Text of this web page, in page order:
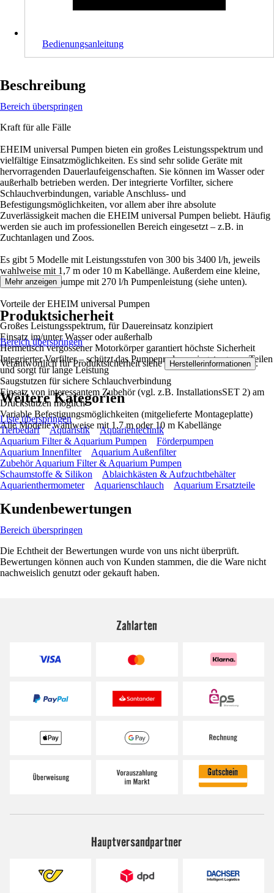
Bedienungsanleitung
Beschreibung
Bereich überspringen
Kraft für alle Fälle
EHEIM universal Pumpen bieten ein großes Leistungsspektrum und
vielfältige Einsatzmöglichkeiten. Es sind sehr solide Geräte mit
hervorragenden Dauerlaufeigenschaften. Sie können im Wasser oder
außerhalb betrieben werden. Der integrierte Vorfilter, sichere
Schlauchverbindungen, variable Anschluss- und
Befestigungsmöglichkeiten, vor allem aber ihre absolute
Zuverlässigkeit machen die EHEIM universal Pumpen beliebt. Häufig
werden sie auch im professionellen Bereich eingesetzt – z.B. in
Zuchtanlagen und Zoos.
Es gibt 5 Modelle mit Leistungsstufen von 300 bis 3400 l/h, jeweils
wahlweise mit 1,7 m oder 10 m Kabellänge. Außerdem eine kleine,
flexible Hobbypumpe mit 270 l/h Pumpenleistung (siehe unten).
Vorteile der EHEIM universal Pumpen
Großes Leistungsspektrum, für Dauereinsatz konzipiert
Einsatz im/unter Wasser oder außerhalb
Hermetisch vergossener Motorkörper garantiert höchste Sicherheit
Integrierter Vorfilter – schützt das Pumpenrad vor eingetragenen Teilen
und sorgt für lange Leistung
Saugstutzen für sichere Schlauchverbindung
Einsatz von interessantem Zubehör (vgl. z.B. InstallationsSET 2) am
Druckstutzen möglich
Variable Befestigungsmöglichkeiten (mitgelieferte Montageplatte)
Alle Modelle wahlweise mit 1,7 m oder 10 m Kabellänge
Mehr anzeigen
Produktsicherheit
Bereich überspringen
Verantwortlich für Produktsicherheit siehe Herstellerinformationen .
Weitere Kategorien
Liste überspringen
Tierbedarf
Aquaristik
Aquarientechnik
Aquarium Filter & Aquarium Pumpen
Förderpumpen
Aquarium Innenfilter
Aquarium Außenfilter
Zubehör Aquarium Filter & Aquarium Pumpen
Schaumstoffe & Silikon
Ablaichkästen & Aufzuchtbehälter
Aquarienthermometer
Aquarienschlauch Aquarium Ersatzteile
Kundenbewertungen
Bereich überspringen
Die Echtheit der Bewertungen wurde von uns nicht überprüft.
Bewertungen können auch von Kunden stammen, die die Ware nicht
nachweislich genutzt oder gekauft haben.
Zahlarten
Hauptversandpartner